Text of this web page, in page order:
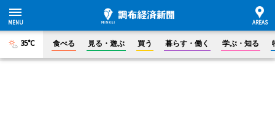
35°C 食べる 見る・遊ぶ 買う 暮らす・働く 学ぶ・知る